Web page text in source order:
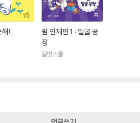
해!
팜 인체편 1 : 얼굴 공
장
길벗스쿨